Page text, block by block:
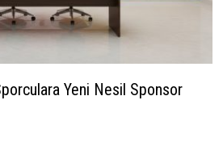
Sporculara Yeni Nesil Sponsor